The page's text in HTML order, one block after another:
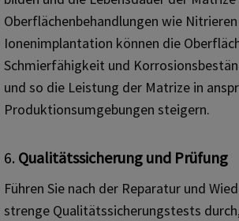
Oberflächenbehandlungen wie
Ionenimplantation können die
Schmierfähigkeit und
und so die Leistung der Matrize in
Produktionsumgebungen steigern.
6. Qualitätssicherung und Prüfung
Führen Sie nach der Reparatur und
strenge Qualitätssicherungstests